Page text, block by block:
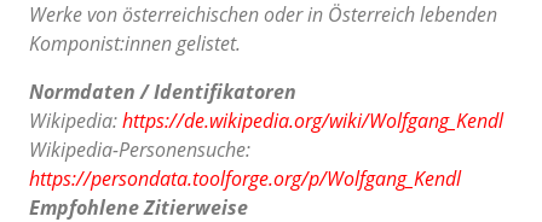
Werke von österreichischen oder in Österreich lebenden
Komponist:innen gelistet.
Normdaten / Identifikatoren
Wikipedia:https://de.wikipedia.org/wiki/Wolfgang_Kendl
Wikipedia-Personensuche:
https://persondata.toolforge.org/p/Wolfgang_Kendl
Empfohlene Zitierweise